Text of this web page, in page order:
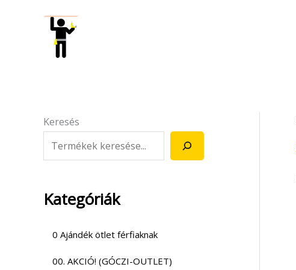
Keresés
Kategóriák
0 Ajándék ötlet férfiaknak
00. AKCIÓ! (GÓCZI-OUTLET)